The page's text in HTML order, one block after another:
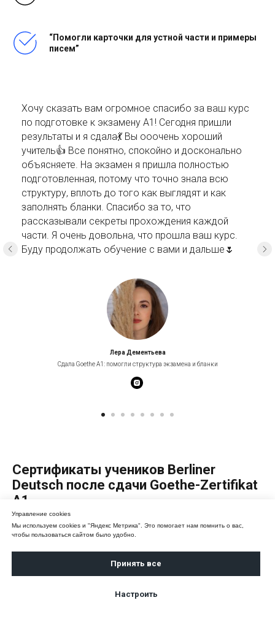
“Помогли карточки для устной части и примеры
писем”
Хочу сказать вам огромное спасибо за ваш курс
по подготовке к экзамену А1! Сегодня пришли
результаты и я сдала💃 Вы ооочень хороший
учитель👍 Все понятно, спокойно и досконально
объясняете. На экзамен я пришла полностью
подготовленная, потому что точно знала всю
структуру, вплоть до того как выглядят и как
заполнять бланки. Спасибо за то, что
рассказывали секреты прохождения каждой
части. Я очень довольна, что прошла ваш курс.
Буду продолжать обучение с вами и дальше🌷
Лера Дементьева
Сдала Goethe A1: помогли структура экзамена и бланки
Сертификаты учеников Berliner
Deutsch после сдачи Goethe-Zertifikat
A1
Некоторые ученики после прохождения подготовки
прислали сертификаты Goethe A1. Результат зависит от
стартового уровня, регулярности занятий и
самостоятельной практики.
Управление cookies
Мы используем cookies и "Яндекс Метрика". Это помогает нам помнить о вас,
чтобы пользоваться сайтом было удобно.
Принять все
Настроить